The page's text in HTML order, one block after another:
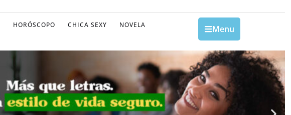
HORÓSCOPO CHICA SEXY NOVELA Menu